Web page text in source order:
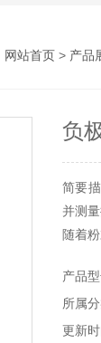
网站首页 > 产品
负
简要
并测
随着
产品型
所属
更新